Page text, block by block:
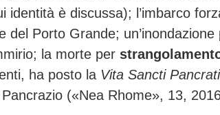
identità è discussa); l’imbarco
del Porto Grande;
la morte per
ha posto la Vita Sancti
(«Nea Rhome», 13,